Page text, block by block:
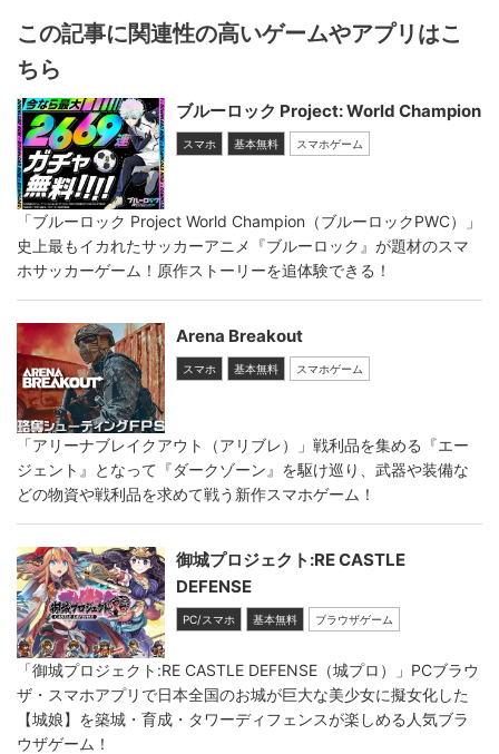
この記事に関連性の高いゲームやアプリはこ
ちら
ブルーロック Project: World Champion
スマホ 基本無料 スマホゲーム
「ブルーロック Project World Champion（ブルーロックPWC）」
史上最もイカれたサッカーアニメ『ブルーロック』が題材のスマ
ホサッカーゲーム！原作ストーリーを追体験できる！
Arena Breakout
スマホ 基本無料 スマホゲーム
「アリーナブレイクアウト（アリブレ）」戦利品を集める『エー
ジェント』となって『ダークゾーン』を駆け巡り、武器や装備な
どの物資や戦利品を求めて戦う新作スマホゲーム！
御城プロジェクト:RE CASTLE
DEFENSE
PC/スマホ 基本無料 ブラウザゲーム
「御城プロジェクト:RE CASTLE DEFENSE（城プロ）」PCブラウ
ザ・スマホアプリで日本全国のお城が巨大な美少女に擬女化した
【城娘】を築城・育成・タワーディフェンスが楽しめる人気ブラ
ウザゲーム！